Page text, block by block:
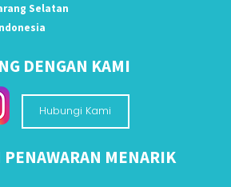
Selatan
DENGAN KAMI
Hubungi Kami
PENAWARAN MENARIK